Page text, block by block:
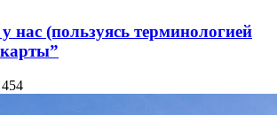
нас (пользуясь терминологией